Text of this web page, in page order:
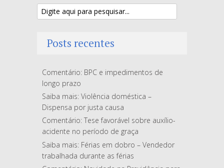
Posts recentes
Comentário: BPC e impedimentos de
longo prazo
Saiba mais: Violência doméstica –
Dispensa por justa causa
Comentário: Tese favorável sobre auxílio-
acidente no período de graça
Saiba mais: Férias em dobro – Vendedor
trabalhada durante as férias